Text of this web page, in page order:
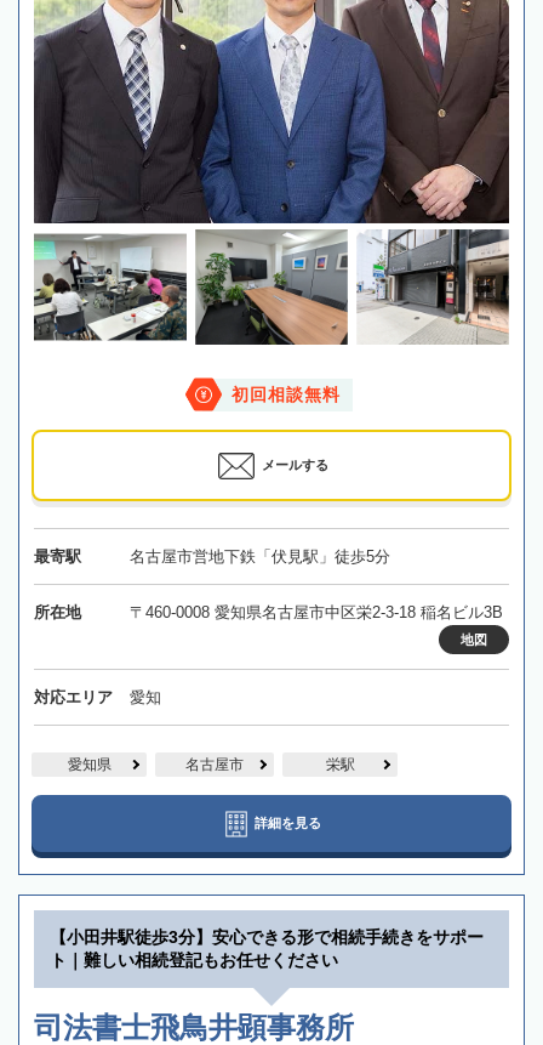
初回相談無料
メールする
最寄駅 名古屋市営地下鉄「伏見駅」徒歩5分
所在地 〒460-0008 愛知県名古屋市中区栄2-3-18 稲名ビル3B
地図
対応エリア 愛知
愛知県 名古屋市 栄駅
詳細を見る
【小田井駅徒歩3分】安心できる形で相続手続きをサポー
ト｜難しい相続登記もお任せください
司法書士飛鳥井顕事務所